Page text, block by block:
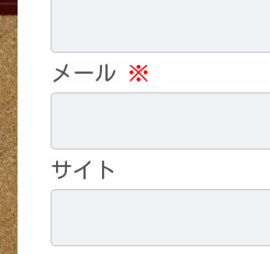
メール ※
サイト